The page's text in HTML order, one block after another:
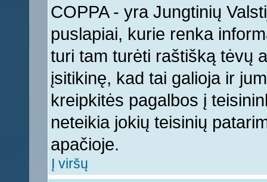
COPPA - yra Jungtinių
puslapiai, kurie renka
turi tam turėti raštišką tėvų
įsitikinę, kad tai galioja ir
kreipkitės pagalbos į
neteikia jokių teisinių
apačioje.
Į viršų